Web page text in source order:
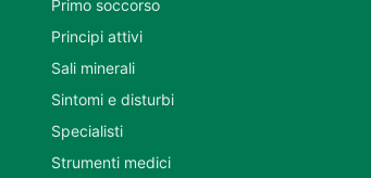
Primo soccorso
Principi attivi
Sali minerali
Sintomi e disturbi
Specialisti
Strumenti medici